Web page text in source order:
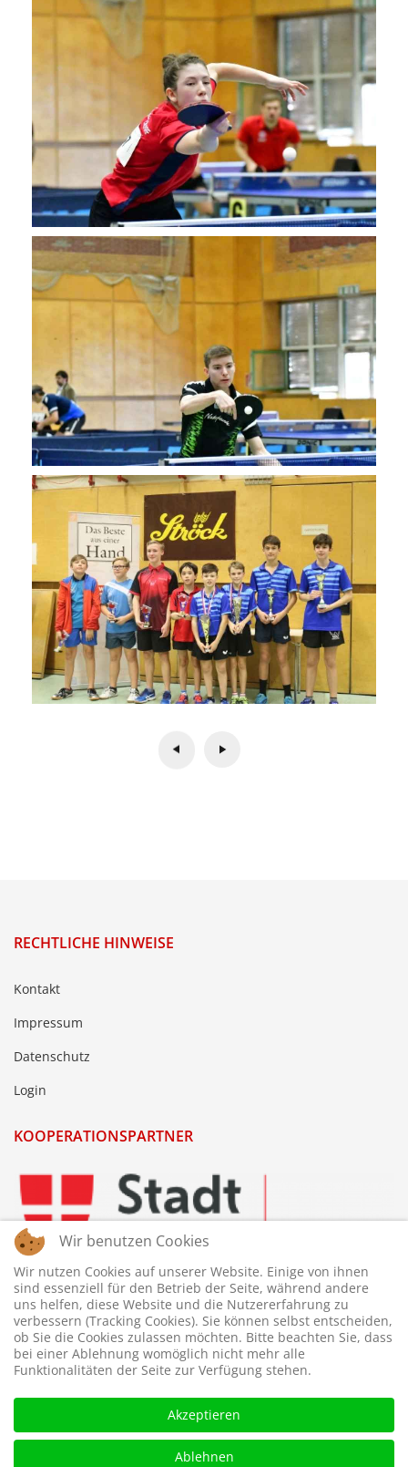
RECHTLICHE HINWEISE
Kontakt
Impressum
Datenschutz
Login
KOOPERATIONSPARTNER
Wir benutzen Cookies
Wir nutzen Cookies auf unserer Website. Einige von ihnen
sind essenziell für den Betrieb der Seite, während andere
uns helfen, diese Website und die Nutzererfahrung zu
verbessern (Tracking Cookies). Sie können selbst entscheiden,
ob Sie die Cookies zulassen möchten. Bitte beachten Sie, dass
bei einer Ablehnung womöglich nicht mehr alle
Funktionalitäten der Seite zur Verfügung stehen.
Akzeptieren
Ablehnen